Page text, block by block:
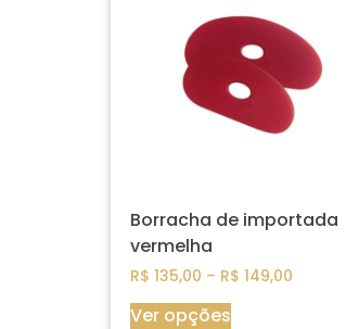
Borracha de importada
vermelha
R$ 135,00 – R$ 149,00
Ver opções